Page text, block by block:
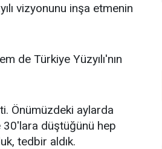
vizyonunu inşa etmenin
de Türkiye Yüzyılı'nın
Önümüzdeki aylarda
düştüğünü hep
tedbir aldık.